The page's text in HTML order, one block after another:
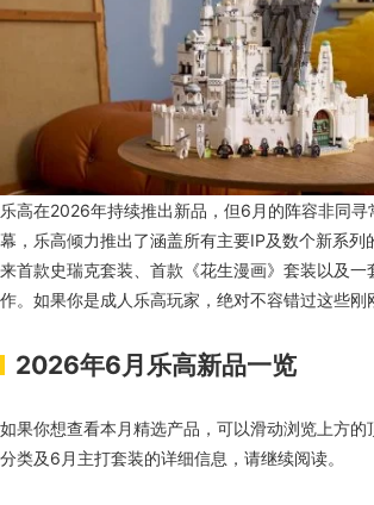
乐高在2026年持续推出新品，但6月的阵容非同寻
幕，乐高倾力推出了涵盖所有主要IP及数个新系列
来首款史瑞克套装、首款《花生漫画》套装以及一
作。如果你是成人乐高玩家，绝对不容错过这些刚
2026年6月乐高新品一览
如果你想查看本月精选产品，可以滑动浏览上方的
分类及6月主打套装的详细信息，请继续阅读。